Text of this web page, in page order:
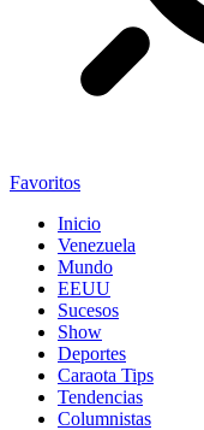
Favoritos
Inicio
Venezuela
Mundo
EEUU
Sucesos
Show
Deportes
Caraota Tips
Tendencias
Columnistas